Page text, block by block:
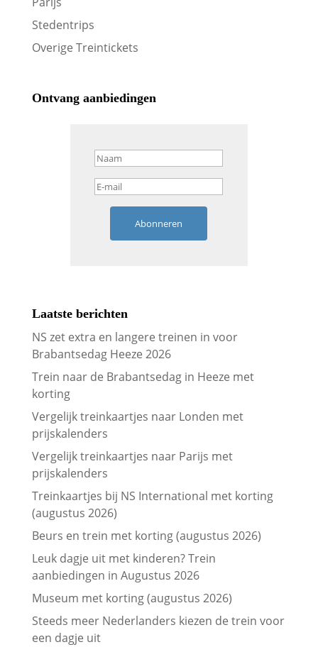
Stedentrips
Overige Treintickets
Ontvang aanbiedingen
Abonneren
Laatste berichten
NS zet extra en langere treinen in voor
Brabantsedag Heeze 2026
Trein naar de Brabantsedag in Heeze met
korting
Vergelijk treinkaartjes naar Londen met
prijskalenders
Vergelijk treinkaartjes naar Parijs met
prijskalenders
Treinkaartjes bij NS International met korting
(augustus 2026)
Beurs en trein met korting (augustus 2026)
Leuk dagje uit met kinderen? Trein
aanbiedingen in Augustus 2026
Museum met korting (augustus 2026)
Steeds meer Nederlanders kiezen de trein voor
een dagje uit